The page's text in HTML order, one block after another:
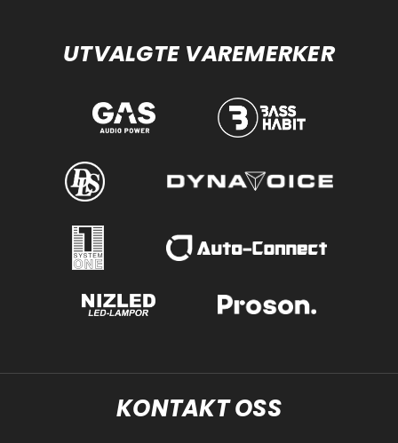
UTVALGTE VAREMERKER
KONTAKT OSS